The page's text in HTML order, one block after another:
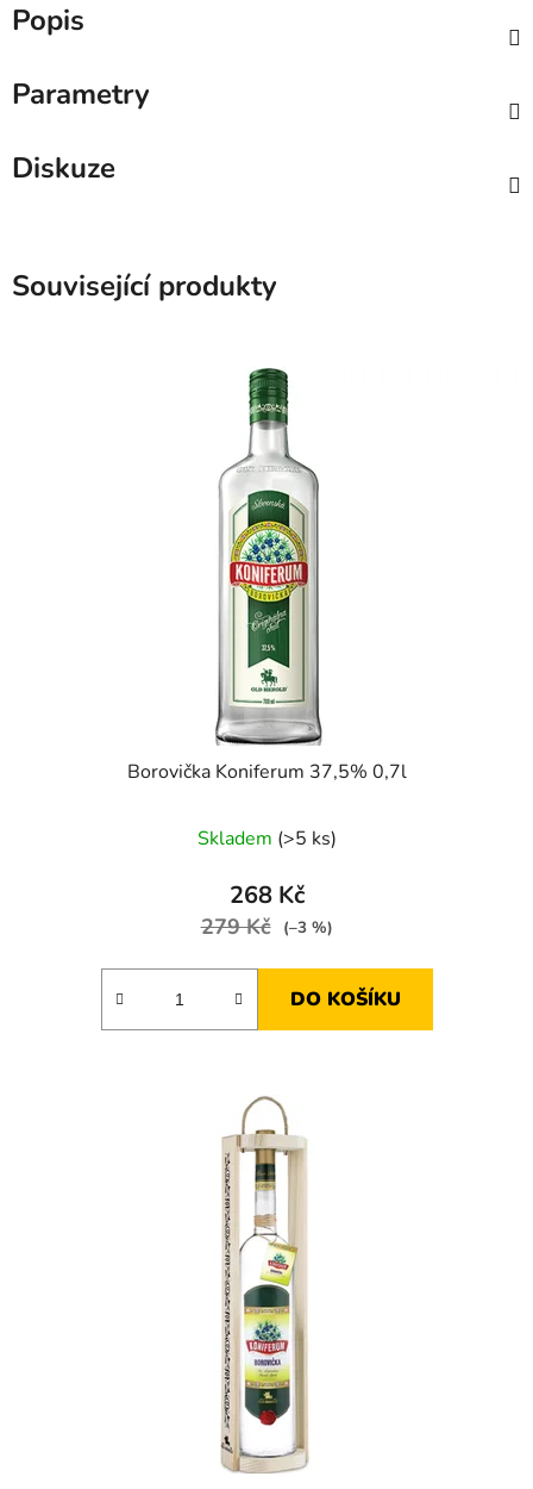
Popis
Parametry
Diskuze
Související produkty
Borovička Koniferum 37,5% 0,7l
Skladem (>5 ks)
268 Kč
279 Kč (–3 %)
DO KOŠÍKU